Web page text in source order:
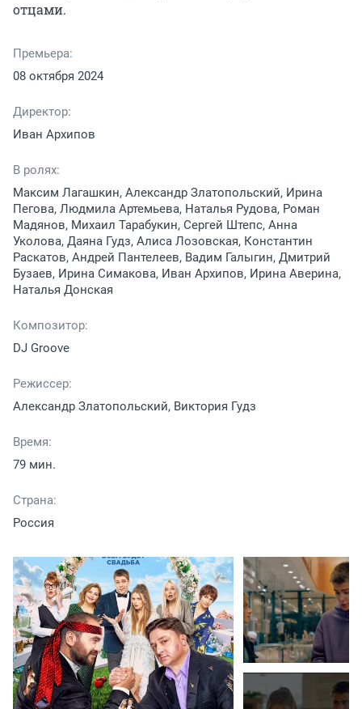
отцами.
Премьера:
08 октября 2024
Директор:
Иван Архипов
В ролях:
Максим Лагашкин, Александр Златопольский, Ирина
Пегова, Людмила Артемьева, Наталья Рудова, Роман
Мадянов, Михаил Тарабукин, Сергей Штепс, Анна
Уколова, Даяна Гудз, Алиса Лозовская, Константин
Раскатов, Андрей Пантелеев, Вадим Галыгин, Дмитрий
Бузаев, Ирина Симакова, Иван Архипов, Ирина Аверина,
Наталья Донская
Композитор:
DJ Groove
Режиссер:
Александр Златопольский, Виктория Гудз
Время:
79 мин.
Страна:
Россия